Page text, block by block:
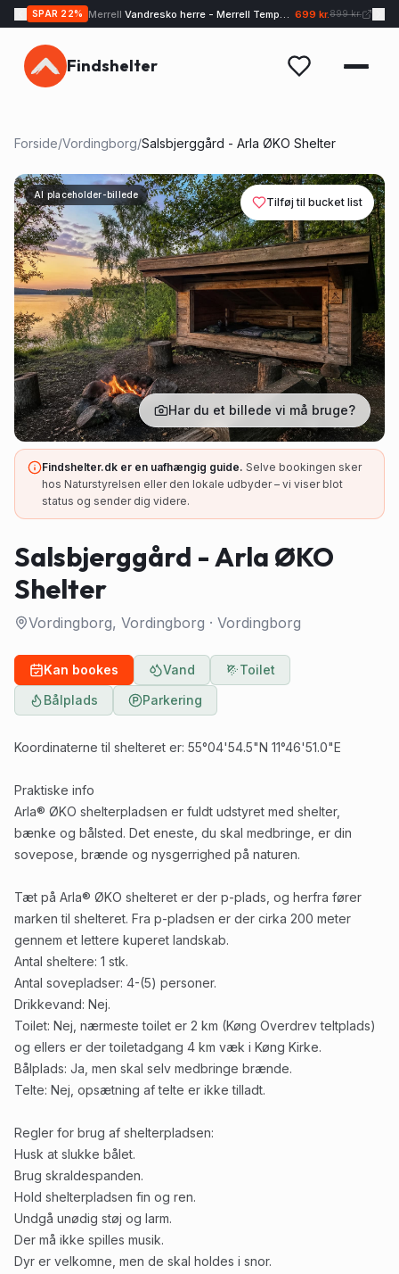
SPAR 22% Merrell Vandresko herre - Merrell Tempo EXP - Sand 699 kr.899 kr.
Findshelter
Forside/Vordingborg/Salsbjerggård - Arla ØKO Shelter
AI placeholder-billede
Tilføj til bucket list
Har du et billede vi må bruge?
Findshelter.dk er en uafhængig guide. Selve bookingen sker
hos Naturstyrelsen eller den lokale udbyder – vi viser blot
status og sender dig videre.
Salsbjerggård - Arla ØKO
Shelter
Vordingborg, Vordingborg · Vordingborg
Kan bookes Vand
Toilet
Bålplads
Parkering
Koordinaterne til shelteret er: 55°04'54.5"N 11°46'51.0"E
Praktiske info
Arla® ØKO shelterpladsen er fuldt udstyret med shelter,
bænke og bålsted. Det eneste, du skal medbringe, er din
sovepose, brænde og nysgerrighed på naturen.
Tæt på Arla® ØKO shelteret er der p-plads, og herfra fører
marken til shelteret. Fra p-pladsen er der cirka 200 meter
gennem et lettere kuperet landskab.
Antal sheltere: 1 stk.
Antal sovepladser: 4-(5) personer.
Drikkevand: Nej.
Toilet: Nej, nærmeste toilet er 2 km (Køng Overdrev teltplads)
og ellers er der toiletadgang 4 km væk i Køng Kirke.
Bålplads: Ja, men skal selv medbringe brænde.
Telte: Nej, opsætning af telte er ikke tilladt.
Regler for brug af shelterpladsen:
Husk at slukke bålet.
Brug skraldespanden.
Hold shelterpladsen fin og ren.
Undgå unødig støj og larm.
Der må ikke spilles musik.
Dyr er velkomne, men de skal holdes i snor.